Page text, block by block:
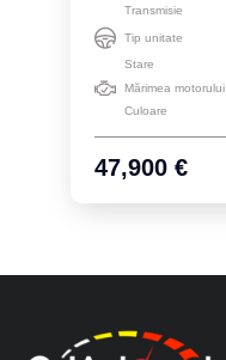
Transmisie
Tip unitate
Stare
Mărimea motorului
Culoare
47,900 €